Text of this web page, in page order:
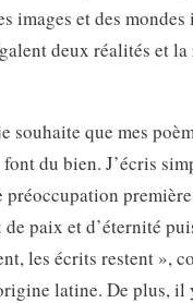
images et des
deux réalités et la
souhaite que mes
du bien. J’écris
préoccupation
paix et d’éternité
les écrits restent »,
latine. De plus, il